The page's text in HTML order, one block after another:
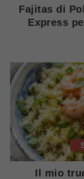
Fajitas di
Express
Il mio